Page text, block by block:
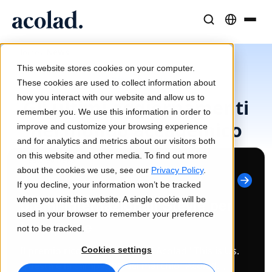
This website stores cookies on your computer.
These cookies are used to collect information about
how you interact with our website and allow us to
remember you. We use this information in order to
improve and customize your browsing experience
and for analytics and metrics about our visitors both
on this website and other media. To find out more
about the cookies we use, see our Privacy Policy.
If you decline, your information won’t be tracked
when you visit this website. A single cookie will be
used in your browser to remember your preference
not to be tracked.
Cookies settings
Traduzione
Velocità dell’IA, precisione umana
Interpretariato
Comunicazione fluida ovunque
Media e Intrattenimento
Porta le storie su ogni schermo
Consulenza e Outsourcing
Lia Translate
Traduzioni istantanee coerenti con il brand
Connettività
Integrazione dei workflow semplificata
Interpretariato AI
Traduzione vocale in tempo reale
Controllo qualità
Case di successo
Risultati concreti dai nostri clienti
Articoli
Opinioni di esperti sui contenuti globali
Ebook
Guide e strategie approfondite
Webinar on-demand
Informazioni su Acolad
Sostenibilità
Partner
Notizie
Ultime notizie
Gli ultimi aggiornamenti
nel mondo accademico
Featured News
Acolad ottiene il bronzo ai
premi internazionali Stevie per
le imprese
Il premio riconosce l'opera di Acolad "This is Us.
Questa è la campagna del marchio "Acolad.",